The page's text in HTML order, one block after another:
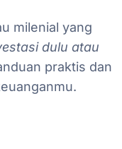
milenial yang
dulu atau
praktis dan